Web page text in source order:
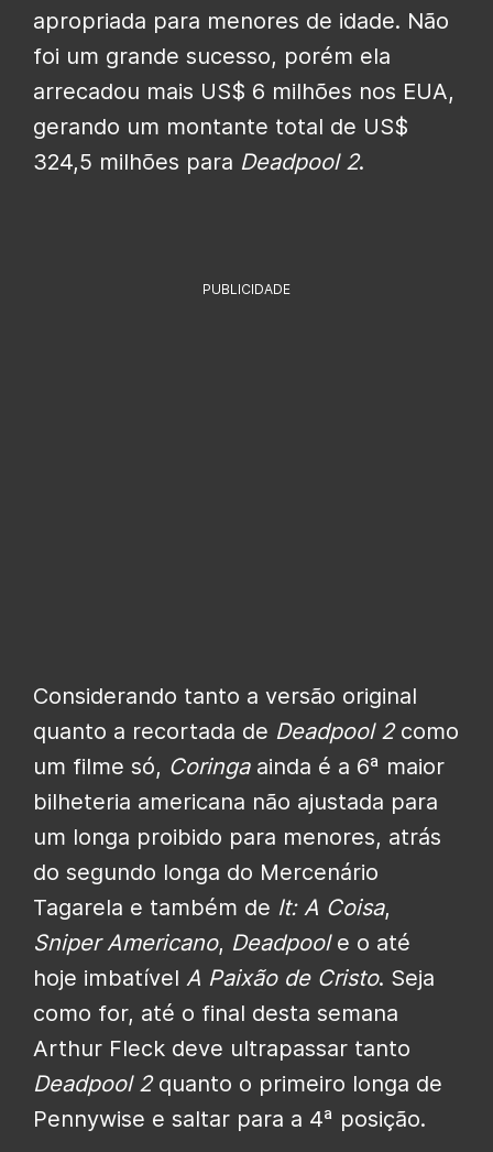
apropriada para menores de idade. Não
foi um grande sucesso, porém ela
arrecadou mais US$ 6 milhões nos EUA,
gerando um montante total de US$
324,5 milhões para Deadpool 2.
PUBLICIDADE
Considerando tanto a versão original
quanto a recortada de Deadpool 2como
um filme só, Coringaainda é a 6ª maior
bilheteria americana não ajustada para
um longa proibido para menores, atrás
do segundo longa do Mercenário
Tagarela e também de It: A Coisa,
Sniper Americano, Deadpoole o até
hoje imbatível A Paixão de Cristo. Seja
como for, até o final desta semana
Arthur Fleck deve ultrapassar tanto
Deadpool 2quanto o primeiro longa de
Pennywise e saltar para a 4ª posição.